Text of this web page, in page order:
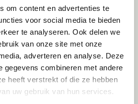
om content en advertenties te
voor social media te bieden
te analyseren. Ook delen we
van onze site met onze
adverteren en analyse. Deze
gegevens combineren met andere
heeft verstrekt of die ze hebben
uw gebruik van hun services.